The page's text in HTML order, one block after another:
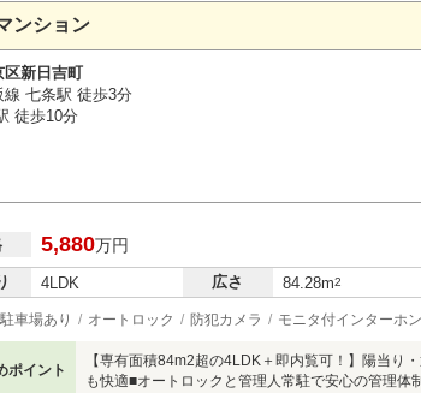
ンション
区新日吉町
七条駅 徒歩3分
徒歩10分
5,880万円
4LDK 広さ 84.28m2
駐車場あり オートロック 防犯カメラ モニタ付インターホン
ポイント
【専有面積84m2超の4LDK＋即内覧可！】陽当り
も快適■オートロックと管理人常駐で安心の管理体制